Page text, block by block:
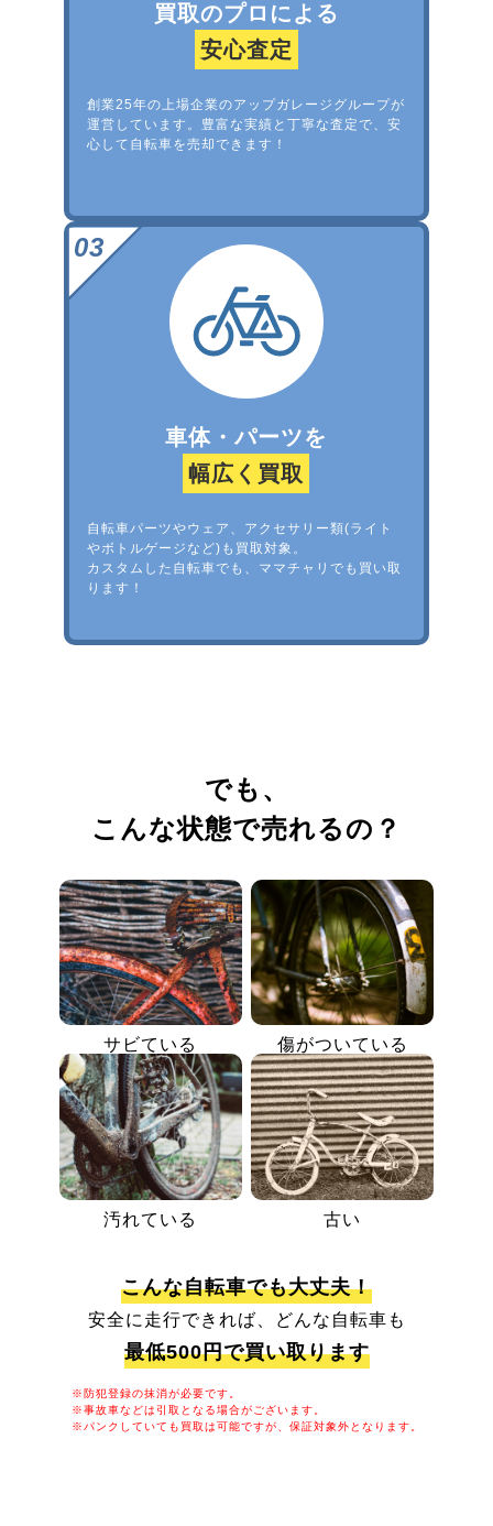
買取のプロによる
安心査定
創業25年の上場企業のアップガレージグループが
運営しています。豊富な実績と丁寧な査定で、安
心して自転車を売却できます！
車体・パーツを
幅広く買取
自転車パーツやウェア、アクセサリー類(ライト
やボトルゲージなど)も買取対象。
カスタムした自転車でも、ママチャリでも買い取
ります！
でも、
こんな状態で売れるの？
サビている 傷がついている
汚れている 古い
こんな自転車でも大丈夫！
安全に走行できれば、どんな自転車も
最低500円で買い取ります
※防犯登録の抹消が必要です。
※事故車などは引取となる場合がございます。
※パンクしていても買取は可能ですが、保証対象外となります。